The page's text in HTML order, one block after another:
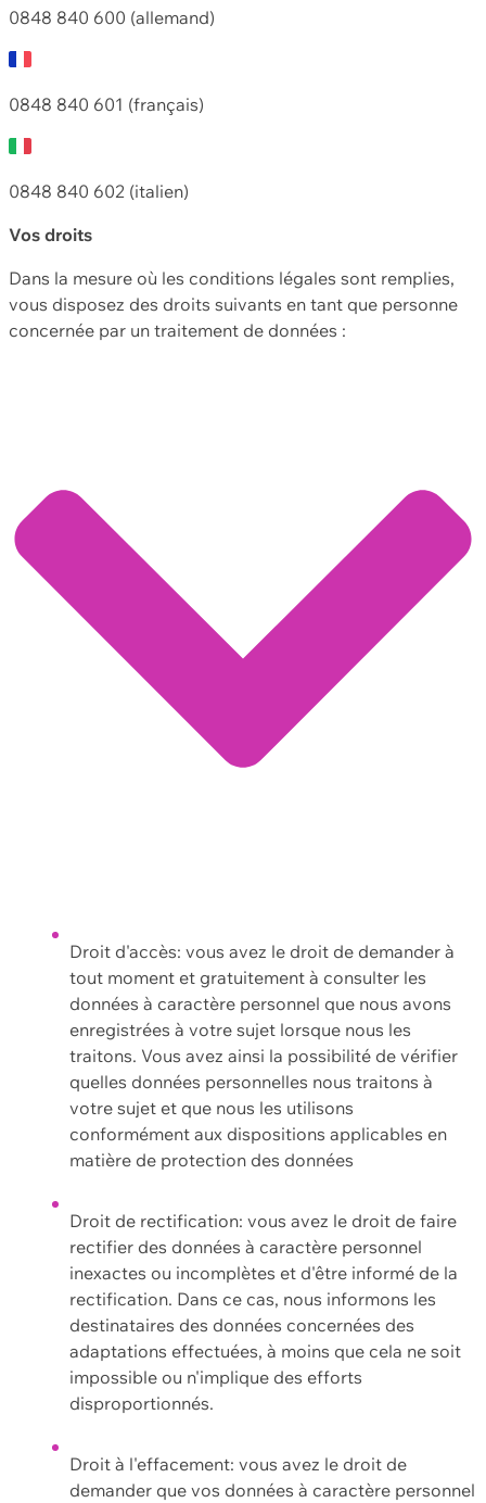
0848 840 600 (allemand)
0848 840 601 (français)
0848 840 602 (italien)
Vos droits
Dans la mesure où les conditions légales sont remplies,
vous disposez des droits suivants en tant que personne
concernée par un traitement de données :
Droit d'accès: vous avez le droit de demander à
tout moment et gratuitement à consulter les
données à caractère personnel que nous avons
enregistrées à votre sujet lorsque nous les
traitons. Vous avez ainsi la possibilité de vérifier
quelles données personnelles nous traitons à
votre sujet et que nous les utilisons
conformément aux dispositions applicables en
matière de protection des données
Droit de rectification: vous avez le droit de faire
rectifier des données à caractère personnel
inexactes ou incomplètes et d'être informé de la
rectification. Dans ce cas, nous informons les
destinataires des données concernées des
adaptations effectuées, à moins que cela ne soit
impossible ou n'implique des efforts
disproportionnés.
Droit à l'effacement: vous avez le droit de
demander que vos données à caractère personnel